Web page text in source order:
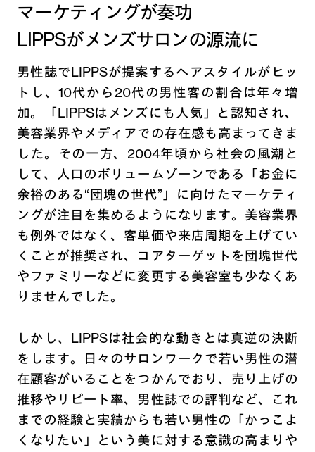
マーケティングが奏功
LIPPSがメンズサロンの源流に
男性誌でLIPPSが提案するヘアスタイルがヒッ
トし、10代から20代の男性客の割合は年々増
加。「LIPPSはメンズにも人気」と認知され、
美容業界やメディアでの存在感も高まってきま
した。その一方、2004年頃から社会の風潮と
して、人口のボリュームゾーンである「お金に
余裕のある“団塊の世代”」に向けたマーケティ
ングが注目を集めるようになります。美容業界
も例外ではなく、客単価や来店周期を上げてい
くことが推奨され、コアターゲットを団塊世代
やファミリーなどに変更する美容室も少なくあ
りませんでした。
しかし、LIPPSは社会的な動きとは真逆の決断
をします。日々のサロンワークで若い男性の潜
在顧客がいることをつかんでおり、売り上げの
推移やリピート率、男性誌での評判など、これ
までの経験と実績からも若い男性の「かっこよ
くなりたい」という美に対する意識の高まりや